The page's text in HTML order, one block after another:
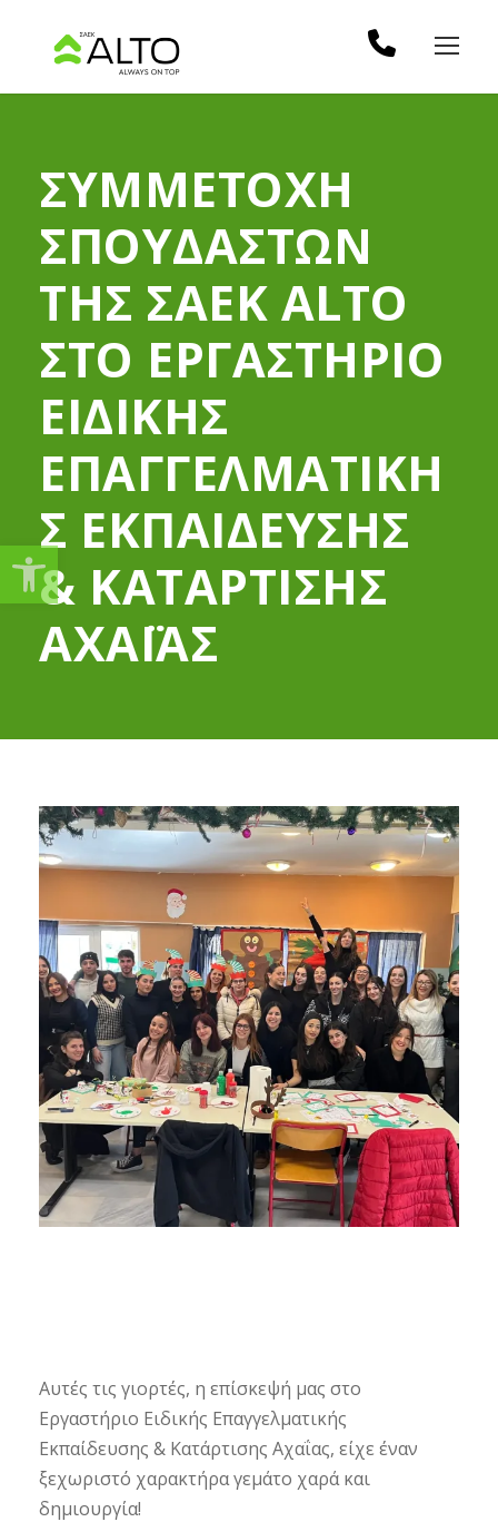
ΣΥΜΜΕΤΟΧΗ
ΣΠΟΥΔΑΣΤΩΝ
ΤΗΣ ΣΑΕΚ ALTO
ΣΤΟ ΕΡΓΑΣΤΗΡΙΟ
ΕΙΔΙΚΗΣ
ΕΠΑΓΓΕΛΜΑΤΙΚΗ
Σ ΕΚΠΑΙΔΕΥΣΗΣ
& ΚΑΤΑΡΤΙΣΗΣ
ΑΧΑΪΑΣ
Αυτές τις γιορτές, η επίσκεψή μας στο
Εργαστήριο Ειδικής Επαγγελματικής
Εκπαίδευσης & Κατάρτισης Αχαΐας, είχε έναν
ξεχωριστό χαρακτήρα γεμάτο χαρά και
δημιουργία!
Ανοίξτε τη γραμμή